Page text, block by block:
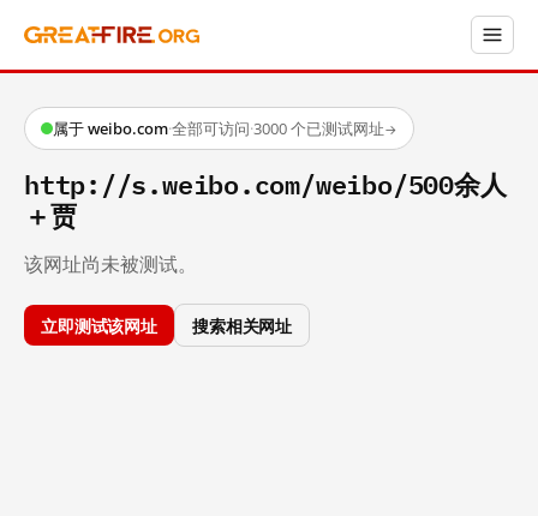
属于 weibo.com·全部可访问·3000 个已测试网址→
http://s.weibo.com/weibo/500余人
＋贾
该网址尚未被测试。
立即测试该网址 搜索相关网址